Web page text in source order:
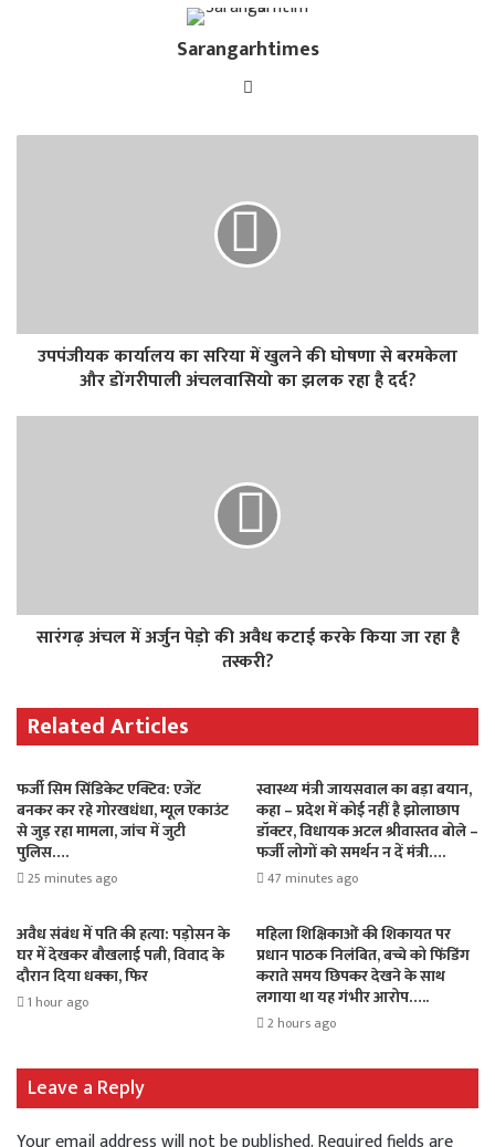
Sarangarhtimes
Website
उपपंजीयक कार्यालय का सरिया में खुलने की घोषणा से बरमकेला
और डोंगरीपाली अंचलवासियो का झलक रहा है दर्द?
सारंगढ़ अंचल में अर्जुन पेड़ो की अवैध कटाई करके किया जा रहा है
तस्करी?
Related Articles
फर्जी सिम सिंडिकेट एक्टिव: एजेंट
बनकर कर रहे गोरखधंधा, म्यूल एकाउंट
से जुड़ रहा मामला, जांच में जुटी
पुलिस….
25 minutes ago
स्वास्थ्य मंत्री जायसवाल का बड़ा बयान,
कहा – प्रदेश में कोई नहीं है झोलाछाप
डॉक्टर, विधायक अटल श्रीवास्तव बोले –
फर्जी लोगों काे समर्थन न दें मंत्री….
47 minutes ago
अवैध संबंध में पति की हत्या: पड़ोसन के
घर में देखकर बौखलाई पत्नी, विवाद के
दौरान दिया धक्का, फिर
1 hour ago
महिला शिक्षिकाओं की शिकायत पर
प्रधान पाठक निलंबित, बच्चे को फिंडिंग
कराते समय छिपकर देखने के साथ
लगाया था यह गंभीर आरोप…..
2 hours ago
Leave a Reply